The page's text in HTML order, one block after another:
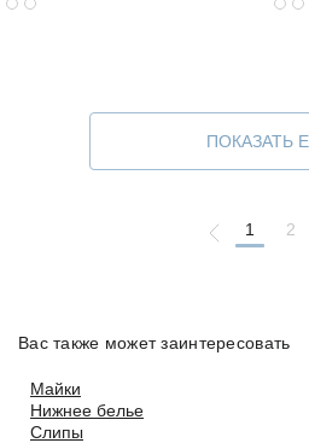
ПОКАЗАТЬ
1 2
Вас также может заинтересовать
Майки
Нижнее белье
Слипы